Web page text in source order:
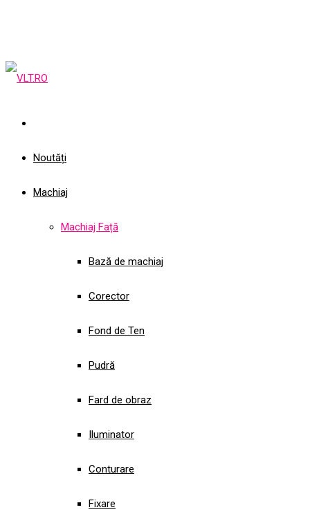
Noutăți
Machiaj
Machiaj Față
Bază de machiaj
Corector
Fond de Ten
Pudră
Fard de obraz
Iluminator
Conturare
Fixare